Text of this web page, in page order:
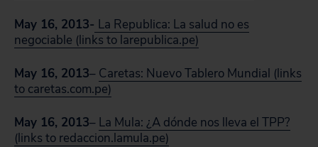
May 16, 2013- La Republica: La salud no es
negociable (links to larepublica.pe)
May 16, 2013– Caretas: Nuevo Tablero Mundial (links
to caretas.com.pe)
May 16, 2013– La Mula: ¿A dónde nos lleva el TPP?
(links to redaccion.lamula.pe)